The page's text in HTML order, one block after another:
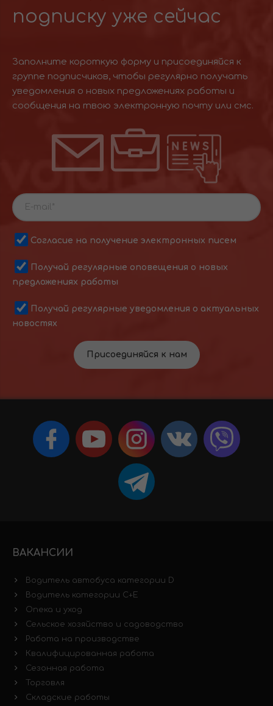
подписку уже сейчас
Заполните короткую форму и присоединяйся к
группе подписчиков, чтобы регулярно получать
уведомления о новых предложениях работы и
сообщения на твою электронную почту или смс.
Согласие на получение электронных писем
Получай регулярные оповещения о новых
предложениях работы
Получай регулярные уведомления о актуальных
новостях
Присоединяйся к нам
ВАКАНСИИ
Водитель автобуса категории D
Водитель категории C+E
Опека и уход
Сельское хозяйство и садоводство
Работа на производстве
Квалифицированная работа
Сезонная работа
Торговля
Складские работы